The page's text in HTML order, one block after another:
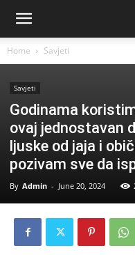
Home Savjeti
Savjeti
Godinama
ovaj jednostavan
ljuske od jaja i
pozivam sve da
By Admin - June 20, 2024